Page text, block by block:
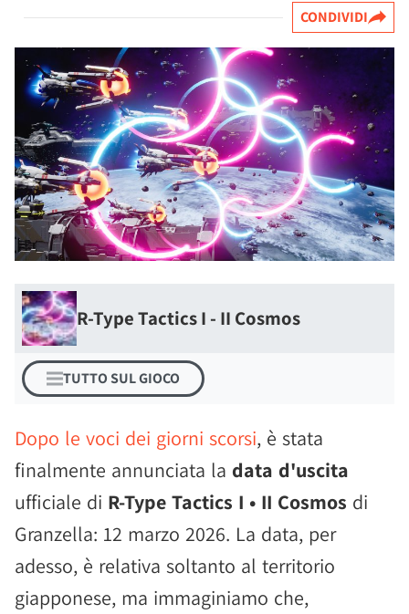
CONDIVIDI
R-Type Tactics I - II Cosmos
TUTTO SUL GIOCO
Dopo le voci dei giorni scorsi, è stata
finalmente annunciata la data d'uscita
ufficiale di R-Type Tactics I • II Cosmos di
Granzella: 12 marzo 2026. La data, per
adesso, è relativa soltanto al territorio
giapponese, ma immaginiamo che,